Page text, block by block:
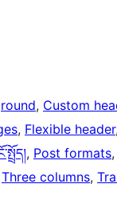
, Custom
, Flexible header,
, Post formats,
Three columns,